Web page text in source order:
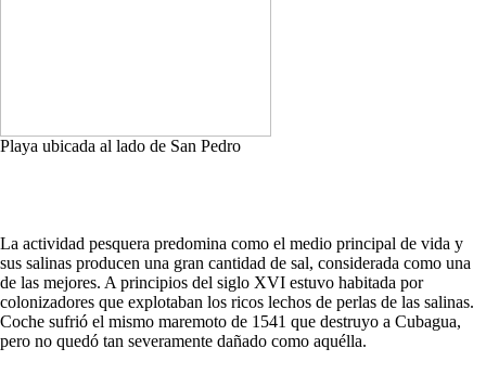
Playa ubicada al lado de San Pedro
La actividad pesquera predomina como el medio principal de vida y
sus salinas producen una gran cantidad de sal, considerada como una
de las mejores. A principios del siglo XVI estuvo habitada por
colonizadores que explotaban los ricos lechos de perlas de las salinas.
Coche sufrió el mismo maremoto de 1541 que destruyo a Cubagua,
pero no quedó tan severamente dañado como aquélla.